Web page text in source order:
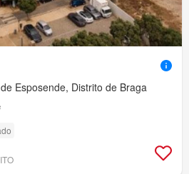
Esposende, Distrito de Braga